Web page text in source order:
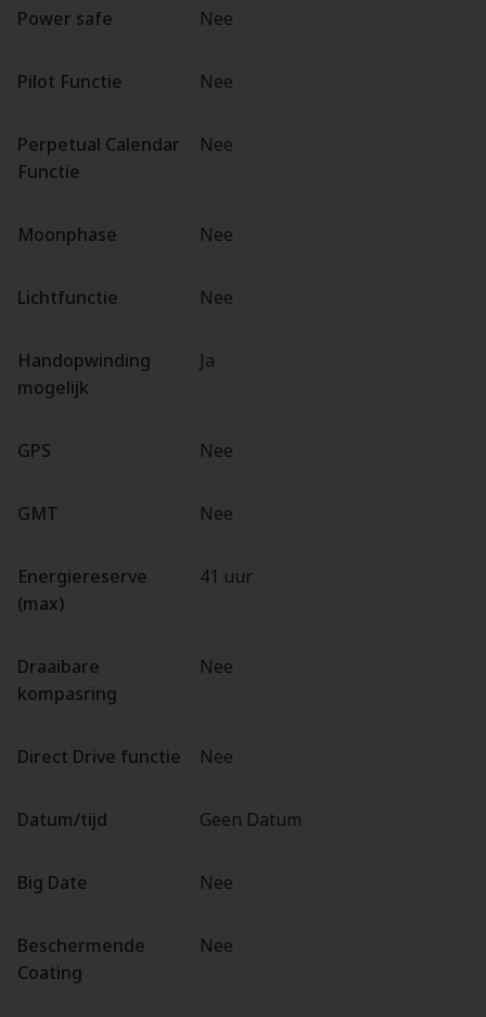
Power safe Nee
Pilot Functie Nee
Perpetual Calendar
Functie
Nee
Moonphase Nee
Lichtfunctie Nee
Handopwinding
mogelijk
Ja
GPS Nee
GMT Nee
Energiereserve
(max)
41 uur
Draaibare
kompasring
Nee
Direct Drive functie Nee
Datum/tijd Geen Datum
Big Date Nee
Beschermende
Coating
Nee